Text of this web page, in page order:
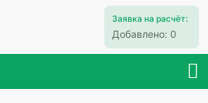
Заявка на расчёт:
Добавлено: 0